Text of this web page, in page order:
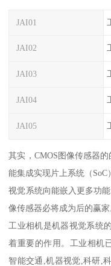
JAI01
JAI02
JAI03
JAI04
JAI05
其实，CMOS图像传感器
能集成实现片上系统（
视觉系统向能嵌入更多功
像传感器必将成为后的赢家
工业相机是机器视觉系统
着重要的作用。工业相机
智能交通,机器视觉,科研,